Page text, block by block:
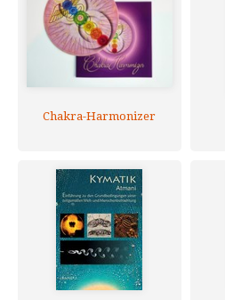
Chakra-Harmonizer